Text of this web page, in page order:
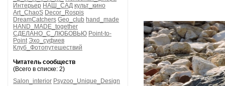
Интерьер НАШ_САД культ_кино
Art_ChaoS Decor_Rospis
DreamCatchers Geo_club hand_made
HAND_MADE_together
СДЕЛАНО_С_ЛЮБОВЬЮ Point-to-
Point Эхо_суфиев
Клуб_Фотопутешествий
Читатель сообществ
(Всего в списке: 2)
Salon_interior Psyzoo_Unique_Design